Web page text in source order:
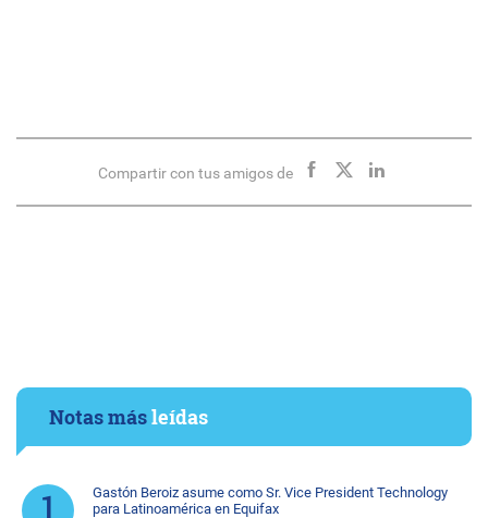
Compartir con tus amigos de
Notas másleídas
Gastón Beroiz asume como Sr. Vice President Technology
para Latinoamérica en Equifax